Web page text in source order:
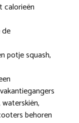
calorieën
potje squash,
behoren